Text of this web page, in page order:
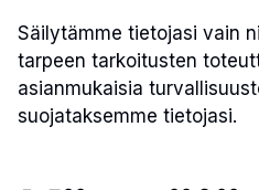
Säilytämme tietojasi vain
tarpeen tarkoitusten
asianmukaisia
suojataksemme tietojasi.